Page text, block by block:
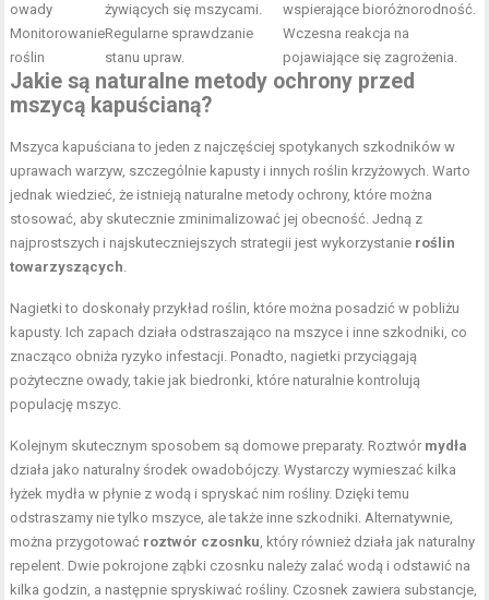
owady
żywiących się mszycami.
wspierające bioróżnorodność.
Monitorowanie
roślin
Regularne sprawdzanie
stanu upraw.
Wczesna reakcja na
pojawiające się zagrożenia.
Jakie są naturalne metody ochrony przed
mszycą kapuścianą?
Mszyca kapuściana to jeden z najczęściej spotykanych szkodników w
uprawach warzyw, szczególnie kapusty i innych roślin krzyżowych. Warto
jednak wiedzieć, że istnieją naturalne metody ochrony, które można
stosować, aby skutecznie zminimalizować jej obecność. Jedną z
najprostszych i najskuteczniejszych strategii jest wykorzystanie roślin
towarzyszących.
Nagietki to doskonały przykład roślin, które można posadzić w pobliżu
kapusty. Ich zapach działa odstraszająco na mszyce i inne szkodniki, co
znacząco obniża ryzyko infestacji. Ponadto, nagietki przyciągają
pożyteczne owady, takie jak biedronki, które naturalnie kontrolują
populację mszyc.
Kolejnym skutecznym sposobem są domowe preparaty. Roztwór mydła
działa jako naturalny środek owadobójczy. Wystarczy wymieszać kilka
łyżek mydła w płynie z wodą i spryskać nim rośliny. Dzięki temu
odstraszamy nie tylko mszyce, ale także inne szkodniki. Alternatywnie,
można przygotować roztwór czosnku, który również działa jak naturalny
repelent. Dwie pokrojone ząbki czosnku należy zalać wodą i odstawić na
kilka godzin, a następnie spryskiwać rośliny. Czosnek zawiera substancje,